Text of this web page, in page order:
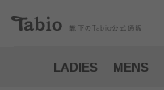
靴下の Tabio 公式通販
LADIES MENS